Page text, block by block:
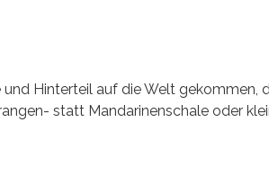
und Hinterteil auf die Welt gekommen,
statt Mandarinenschale oder